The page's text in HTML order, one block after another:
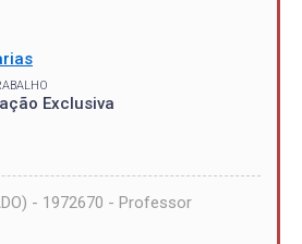
Exclusiva
- 1972670 - Professor